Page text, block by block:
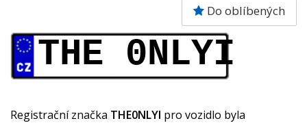
Do oblíbených
THE 0NLYI
Registrační značka THE0NLYI pro vozidlo byla